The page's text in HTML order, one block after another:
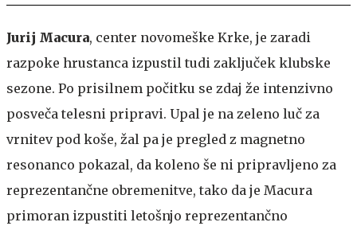
Jurij Macura, center novomeške Krke, je zaradi
razpoke hrustanca izpustil tudi zaključek klubske
sezone. Po prisilnem počitku se zdaj že intenzivno
posveča telesni pripravi. Upal je na zeleno luč za
vrnitev pod koše, žal pa je pregled z magnetno
resonanco pokazal, da koleno še ni pripravljeno za
reprezentančne obremenitve, tako da je Macura
primoran izpustiti letošnjo reprezentančno